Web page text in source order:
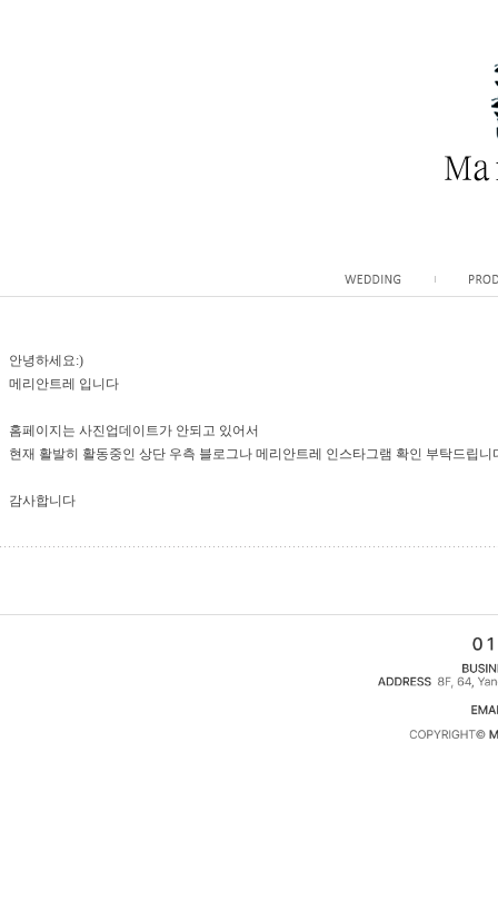
안녕하세요:)
메리안트레 입니다
홈페이지는 사진업데이트가 안되고 있어서
현재 활발히 활동중인 상단 우측 블로그나 메리안트레 인스타그램 확인 부탁드립니
감사합니다